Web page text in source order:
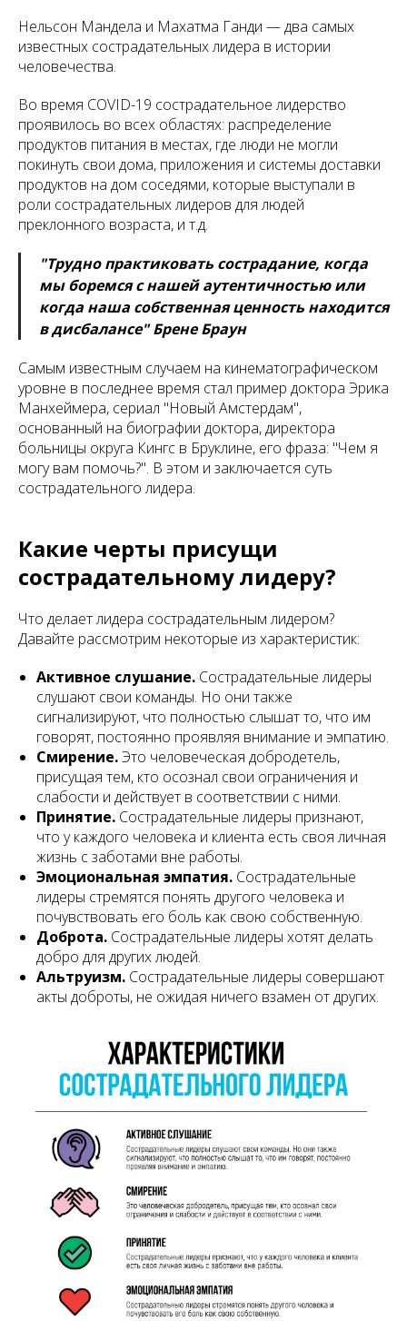
Нельсон Мандела и Махатма Ганди — два самых
известных сострадательных лидера в истории
человечества.
Во время COVID-19 сострадательное лидерство
проявилось во всех областях: распределение
продуктов питания в местах, где люди не могли
покинуть свои дома, приложения и системы доставки
продуктов на дом соседями, которые выступали в
роли сострадательных лидеров для людей
преклонного возраста, и т.д.
"Трудно практиковать сострадание, когда
мы боремся с нашей аутентичностью или
когда наша собственная ценность находится
в дисбалансе" Брене Браун
Самым известным случаем на кинематографическом
уровне в последнее время стал пример доктора Эрика
Манхеймера, сериал "Новый Амстердам",
основанный на биографии доктора, директора
больницы округа Кингс в Бруклине, его фраза: "Чем я
могу вам помочь?". В этом и заключается суть
сострадательного лидера.
Какие черты присущи
сострадательному лидеру?
Что делает лидера сострадательным лидером?
Давайте рассмотрим некоторые из характеристик:
Активное слушание. Сострадательные лидеры
слушают свои команды. Но они также
сигнализируют, что полностью слышат то, что им
говорят, постоянно проявляя внимание и эмпатию.
Смирение.Это человеческая добродетель,
присущая тем, кто осознал свои ограничения и
слабости и действует в соответствии с ними.
Принятие. Сострадательные лидеры признают,
что у каждого человека и клиента есть своя личная
жизнь с заботами вне работы.
Эмоциональная эмпатия. Сострадательные
лидеры стремятся понять другого человека и
почувствовать его боль как свою собственную.
Доброта. Сострадательные лидеры хотят делать
добро для других людей.
Альтруизм. Сострадательные лидеры совершают
акты доброты, не ожидая ничего взамен от других.